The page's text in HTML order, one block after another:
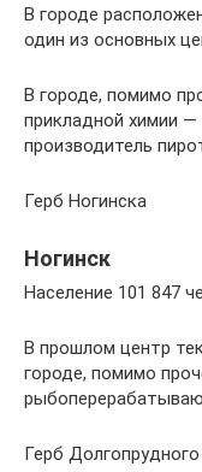
В городе
один из основных
В городе, помимо
прикладной химии —
производитель
Герб Ногинска
Ногинск
Население 101 847
В прошлом центр
городе, помимо
Герб Долгопрудного